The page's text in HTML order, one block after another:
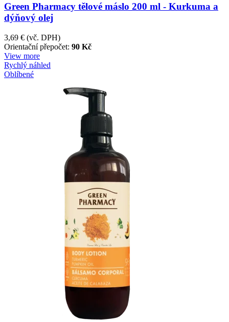
Green Pharmacy tělové máslo 200 ml - Kurkuma a
dýňový olej
3,69 € (vč. DPH)
Orientační přepočet: 90 Kč
View more
Rychlý náhled
Oblíbené